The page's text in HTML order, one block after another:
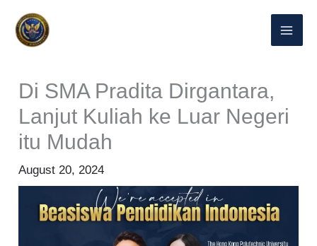
Di SMA Pradita Dirgantara,
Lanjut Kuliah ke Luar Negeri
itu Mudah
August 20, 2024